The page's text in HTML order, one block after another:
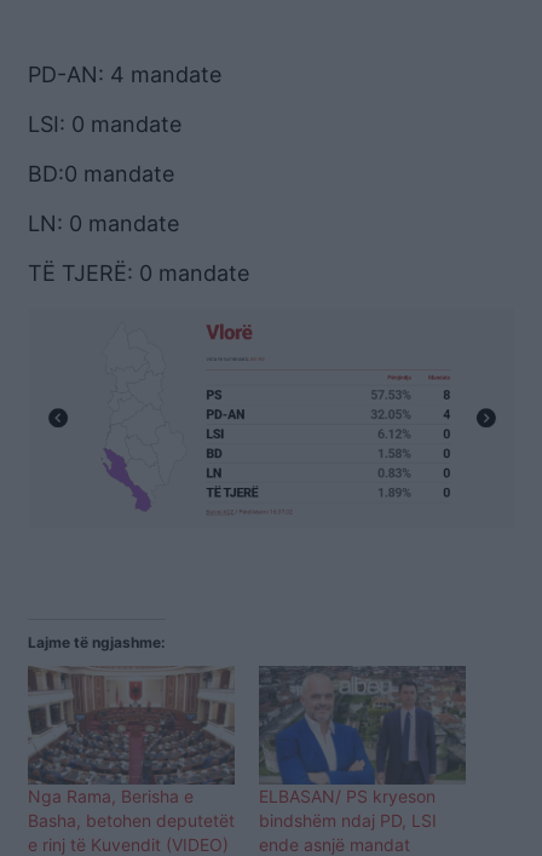
PD-AN: 4 mandate
LSI: 0 mandate
BD:0 mandate
LN: 0 mandate
TË TJERË: 0 mandate
Lajme të ngjashme:
Nga Rama, Berisha e
Basha, betohen deputetët
e rinj të Kuvendit (VIDEO)
ELBASAN/ PS kryeson
bindshëm ndaj PD, LSI
ende asnjë mandat